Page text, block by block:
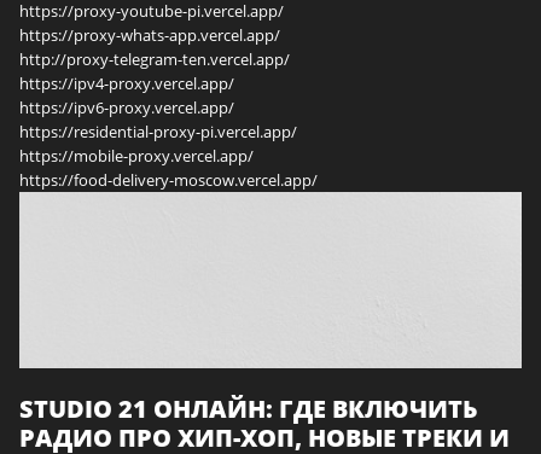
https://proxy-youtube-pi.vercel.app/
https://proxy-whats-app.vercel.app/
http://proxy-telegram-ten.vercel.app/
https://ipv4-proxy.vercel.app/
https://ipv6-proxy.vercel.app/
https://residential-proxy-pi.vercel.app/
https://mobile-proxy.vercel.app/
https://food-delivery-moscow.vercel.app/
STUDIO 21 ОНЛАЙН: ГДЕ ВКЛЮЧИТЬ
РАДИО ПРО ХИП-ХОП, НОВЫЕ ТРЕКИ И